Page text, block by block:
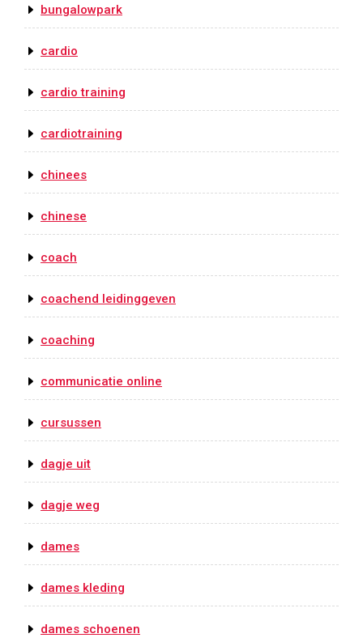
bungalowpark
cardio
cardio training
cardiotraining
chinees
chinese
coach
coachend leidinggeven
coaching
communicatie online
cursussen
dagje uit
dagje weg
dames
dames kleding
dames schoenen